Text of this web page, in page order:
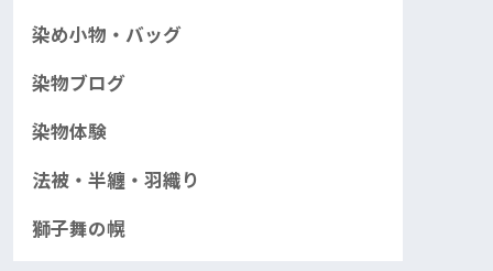
染め小物・バッグ
染物ブログ
染物体験
法被・半纏・羽織り
獅子舞の幌